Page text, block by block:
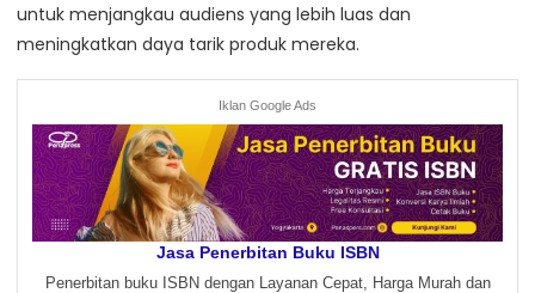
untuk menjangkau audiens yang lebih luas dan
meningkatkan daya tarik produk mereka.
Iklan Google Ads
Jasa Penerbitan Buku ISBN
Penerbitan buku ISBN dengan Layanan Cepat, Harga Murah dan